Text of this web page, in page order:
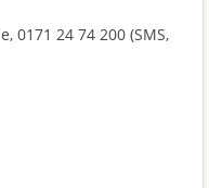
0171 24 74 200 (SMS,